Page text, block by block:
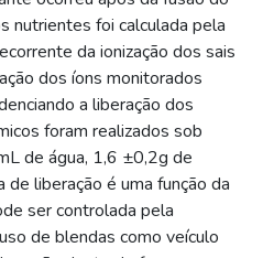
nutrientes foi calculada pela
da ionização dos sais
dos íons monitorados
a liberação dos
foram realizados sob
de água, 1,6 ±0,2g de
liberação é uma função da
ser controlada pela
de blendas como veículo